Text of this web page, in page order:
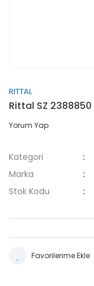
RITTAL
Rittal SZ 2388850
Yorum Yap
Kategori
Marka
Stok Kodu